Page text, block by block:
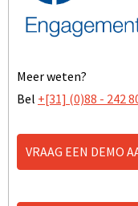
Meer weten?
Bel +[31] (0)88 - 242
VRAAG EEN DEMO